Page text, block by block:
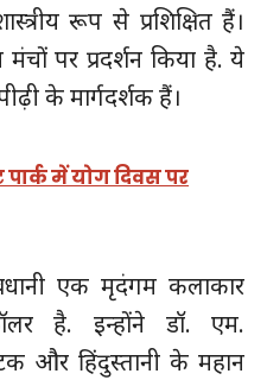
रूप से प्रशिक्षित हैं।
मंचों पर प्रदर्शन किया है. ये
के मार्गदर्शक हैं।
पार्क में योग दिवस पर
एक मृदंगम कलाकार
है. इन्होंने डॉ. एम.
और हिंदुस्तानी के महान